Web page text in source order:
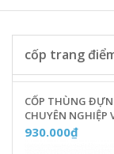
cốp trang
CỐP THÙNG
CHUYÊN NGHIỆP
930.000₫